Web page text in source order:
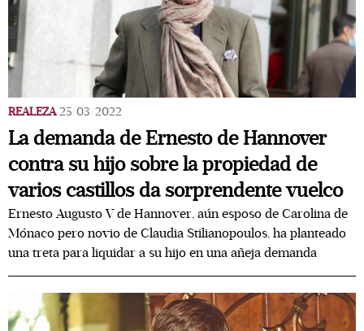
REALEZA 25/03/2022
La demanda de Ernesto de Hannover
contra su hijo sobre la propiedad de
varios castillos da sorprendente vuelco
Ernesto Augusto V de Hannover, aún esposo de Carolina de
Mónaco pero novio de Claudia Stilianopoulos, ha planteado
una treta para liquidar a su hijo en una añeja demanda